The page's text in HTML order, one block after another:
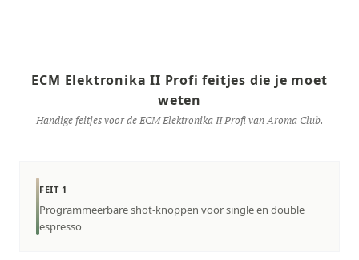
ECM Elektronika II Profi feitjes die je moet
weten
Handige feitjes voor de ECM Elektronika II Profi van Aroma Club.
FEIT 1
Programmeerbare shot-knoppen voor single en double
espresso